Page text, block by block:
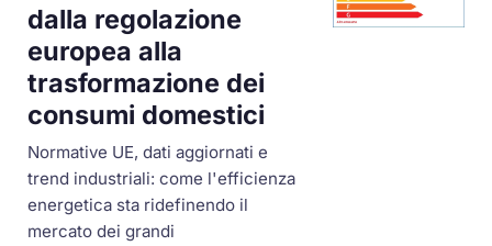
dalla regolazione
europea alla
trasformazione dei
consumi domestici
Normative UE, dati aggiornati e
trend industriali: come l'efficienza
energetica sta ridefinendo il
mercato dei grandi